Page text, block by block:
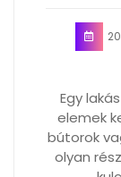
Egy
elemek
bútorok
olyan